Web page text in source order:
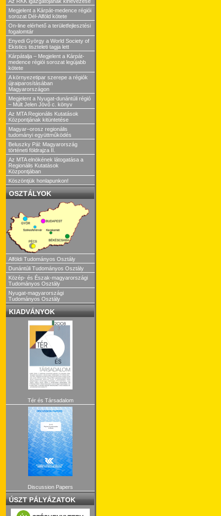
Megjelent a Kárpát-medence régiói
sorozat Dél-Alföld kötete
On-line elérhető a területfejlesztési
fogalomtár
Enyedi György a World Society of
Ekistics tiszteleti tagja lett
Kárpátalja – Megjelent a Kárpát-
medence régiói sorozat legújabb
kötete
A környezetipar szerepe a régiók
újraiparosításában
Magyarországon
Megjelent a Nyugat-dunántúli régió
– Múlt Jelen Jövő c. könyv
Az MTA Regionális Kutatások
Központjának kitüntetése
Magyar–orosz regionális
tudományi együttműködés
Beluszky Pál: Magyarország
történeti földrajza II.
Az MTA elnökének látogatása a
Regionális Kutatások
Központjában
Köszöntjük honlapunkon!
OSZTÁLYOK
Alföldi Tudományos Osztály
Dunántúli Tudományos Osztály
Közép- és Észak-magyarországi
Tudományos Osztály
Nyugat-magyarországi
Tudományos Osztály
KIADVÁNYOK
Tér és Társadalom
Discussion Papers
ÚSZT PÁLYÁZATOK